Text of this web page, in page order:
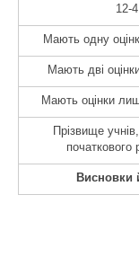
12-
Мають одну
Мають дві
Мають оцінки
Прізвище
початкового
Висновки